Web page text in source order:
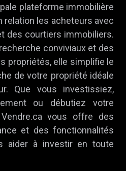
plateforme immobilière
relation les acheteurs avec
des courtiers immobiliers.
conviviaux et des
propriétés, elle simplifie le
de votre propriété idéale
Que vous investissiez,
ou débutiez votre
vous offre des
et des fonctionnalités
aider à investir en toute